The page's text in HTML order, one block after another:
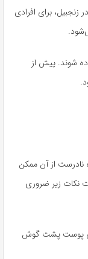
برای افرادی
هفته‌ای ۲ تا ۳ بار استفاده شوند. پیش از
نادرست از آن ممکن
زیر ضروری
پوست پشت گوش